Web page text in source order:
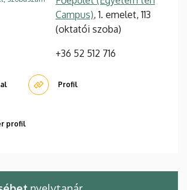
Campus), 1. emelet, 113
(oktatói szoba)
+36 52 512 716
Profil
profil